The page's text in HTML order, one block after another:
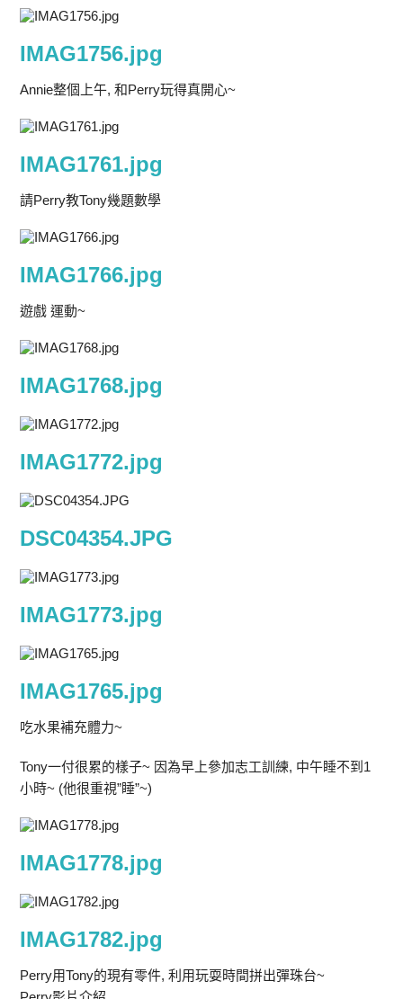
IMAG1756.jpg
Annie整個上午, 和Perry玩得真開心~
IMAG1761.jpg
請Perry教Tony幾題數學
IMAG1766.jpg
遊戲 運動~
IMAG1768.jpg
IMAG1772.jpg
DSC04354.JPG
IMAG1773.jpg
IMAG1765.jpg
吃水果補充體力~
Tony一付很累的樣子~ 因為早上參加志工訓練, 中午睡不到1
小時~ (他很重視”睡”~)
IMAG1778.jpg
IMAG1782.jpg
Perry用Tony的現有零件, 利用玩耍時間拼出彈珠台~